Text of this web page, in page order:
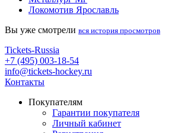
Локомотив Ярославль
Вы уже смотрели вся история просмотров
Tickets-Russia
+7 (495) 003-18-54
info@tickets-hockey.ru
Контакты
Покупателям
Гарантии покупателя
Личный кабинет